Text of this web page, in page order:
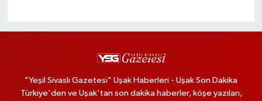
"Yeşil Sivaslı Gazetesi" Uşak Haberleri - Uşak Son Dakika
Türkiye'den ve Uşak'tan son dakika haberler, köşe yazıları,